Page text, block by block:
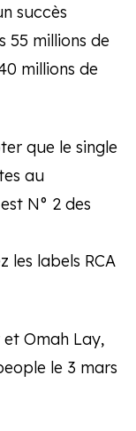
succès
55 millions de
millions de
que le single
au
N° 2 des
les labels RCA
Omah Lay,
le 3 mars